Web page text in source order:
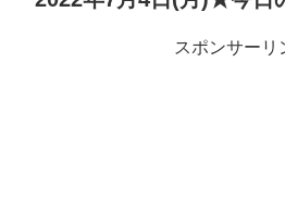
スポンサーリ